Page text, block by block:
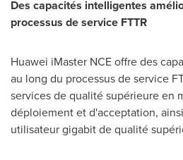
Des capacités intelligentes
processus de service FTTR
Huawei iMaster NCE offre des
au long du processus de service
services de qualité supérieure en
déploiement et d'acceptation,
utilisateur gigabit de qualité